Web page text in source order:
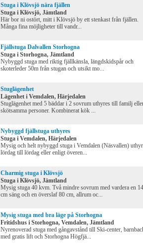
Stuga i Klövsjö nära fjällen
Stuga i Klövsjö, Jämtland
Här bor ni ostört, mitt i Klövsjö by ett stenkast från fjällen.
Många fina möjligheter till vandr...
Fjällstuga Dalvallen Storhogna
Stuga i Storhogna, Jämtland
Nybyggd stuga med riktig fjällkänsla, längdskidspår och
skoterleder 50m från stugan och utsikt mo...
Stuglägenhet
Lägenhet i Vemdalen, Härjedalen
Stuglägenhet med 5 bäddar i 2 sovrum uthyres till familj
skötsamma personer. Kombinerat kök ...
Nybyggd fjällstuga uthyres
Stuga i Vemdalen, Härjedalen
Mysig och helt nybyggd stuga i Vemdalen (Näsvallen)
lördag till lördag eller enligt överen...
Charmig stuga i Klövsjö
Stuga i Klövsjö, Jämtland
Mysig stuga 40 kvm. Två mindre sovrum med vardera en
cm säng och en överslaf 80 cm, allrum oc...
Mysig stuga med bra läge på Storhogna
Fritidshus i Storhogna, Vemdalen, Jämtland
Nyrenoverad stuga med gångavstånd till Ski-center,
med gratis lift och Storhogna Högfjä...